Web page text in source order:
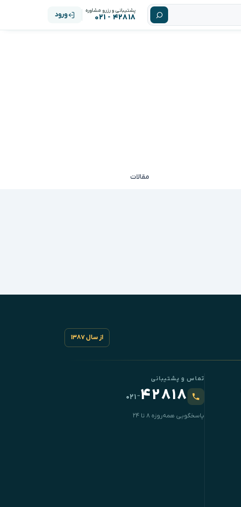
پشتیبانی و رزرو مشاوره
۴۲۸۱۸ - ۰۲۱ ورود
مقالات
از سال ۱۳۸۷
تماس و پشتیبانی
۴۲۸۱۸-۰۲۱
پاسخگویی همه‌روزه ۸ تا ۲۴